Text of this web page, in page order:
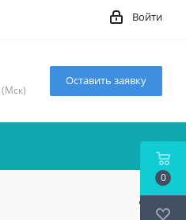
Войти
(Мск)
Оставить заявку
0